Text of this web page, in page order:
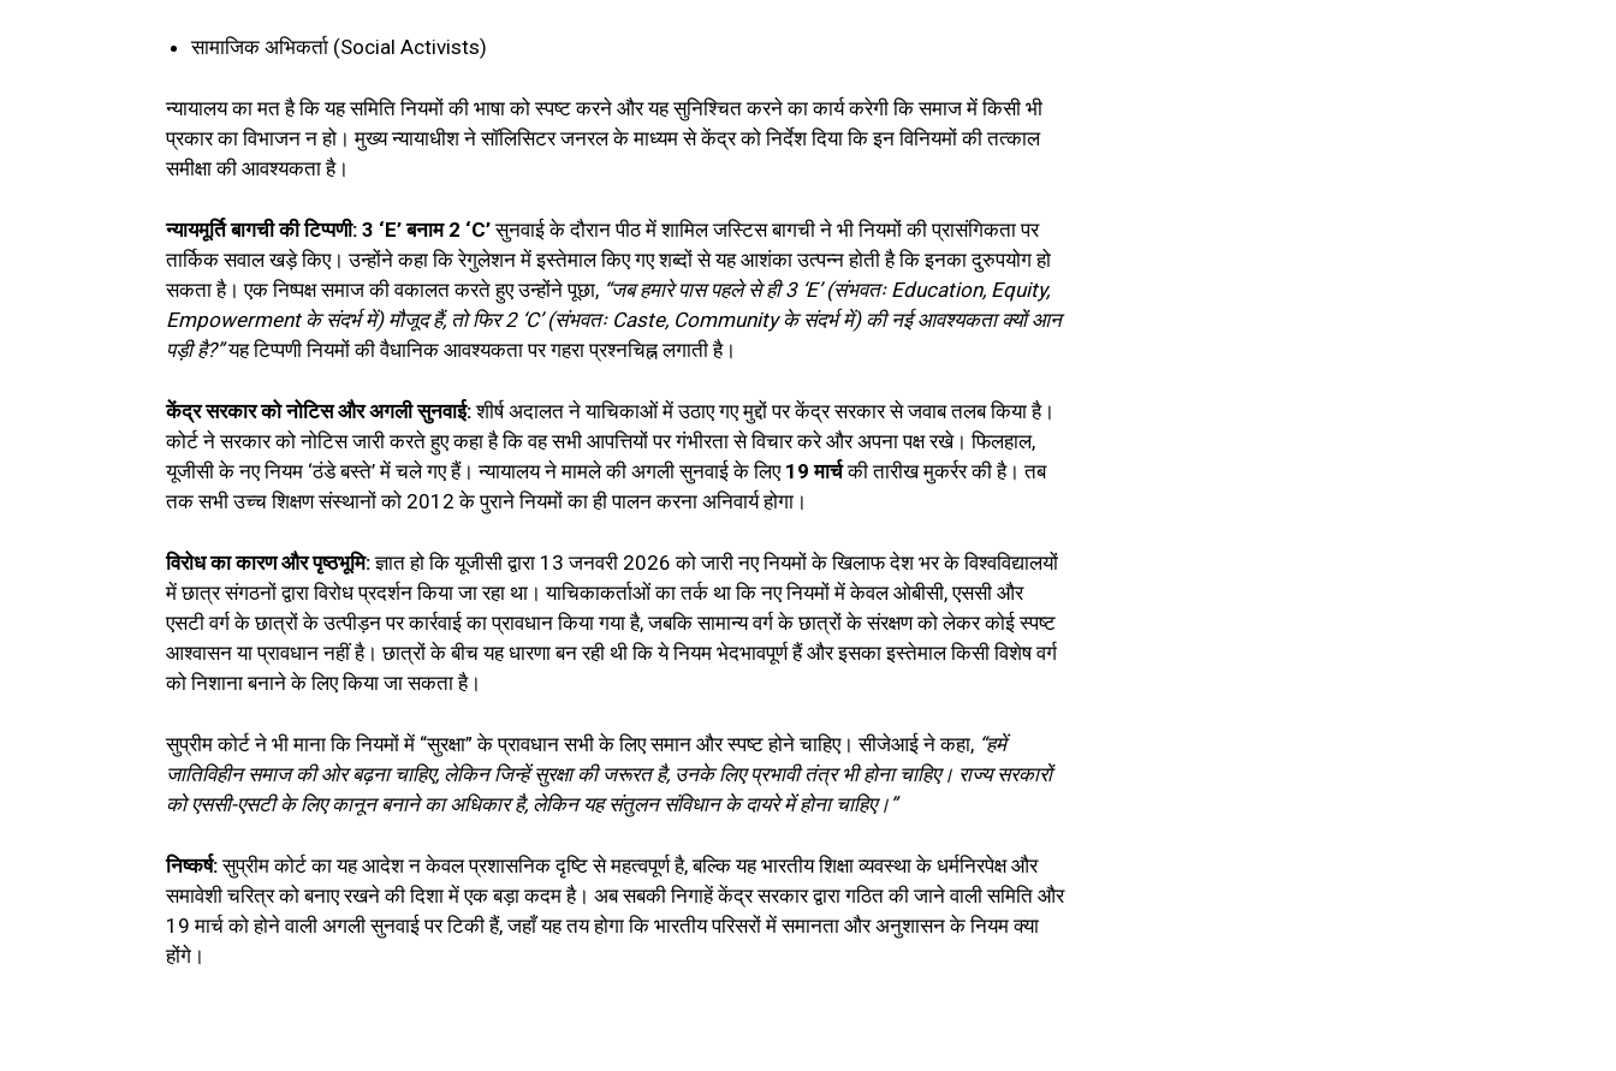
सामाजिक अभिकर्ता (Social Activists)
न्यायालय का मत है कि यह समिति नियमों की भाषा को स्पष्ट करने और यह सुनिश्चित करने का कार्य करेगी कि समाज में किसी भी
प्रकार का विभाजन न हो। मुख्य न्यायाधीश ने सॉलिसिटर जनरल के माध्यम से केंद्र को निर्देश दिया कि इन विनियमों की तत्काल
समीक्षा की आवश्यकता है।
न्यायमूर्ति बागची की टिप्पणी: 3 ‘E’ बनाम 2 ‘C’सुनवाई के दौरान पीठ में शामिल जस्टिस बागची ने भी नियमों की प्रासंगिकता पर
तार्किक सवाल खड़े किए। उन्होंने कहा कि रेगुलेशन में इस्तेमाल किए गए शब्दों से यह आशंका उत्पन्न होती है कि इनका दुरुपयोग हो
सकता है। एक निष्पक्ष समाज की वकालत करते हुए उन्होंने पूछा, “जब हमारे पास पहले से ही 3 ‘E’ (संभवतः Education, Equity,
Empowerment के संदर्भ में) मौजूद हैं, तो फिर 2 ‘C’ (संभवतः Caste, Community के संदर्भ में) की नई आवश्यकता क्यों आन
पड़ी है?”यह टिप्पणी नियमों की वैधानिक आवश्यकता पर गहरा प्रश्नचिह्न लगाती है।
केंद्र सरकार को नोटिस और अगली सुनवाई:शीर्ष अदालत ने याचिकाओं में उठाए गए मुद्दों पर केंद्र सरकार से जवाब तलब किया है।
कोर्ट ने सरकार को नोटिस जारी करते हुए कहा है कि वह सभी आपत्तियों पर गंभीरता से विचार करे और अपना पक्ष रखे। फिलहाल,
यूजीसी के नए नियम ‘ठंडे बस्ते’ में चले गए हैं। न्यायालय ने मामले की अगली सुनवाई के लिए 19 मार्चकी तारीख मुकर्रर की है। तब
तक सभी उच्च शिक्षण संस्थानों को 2012 के पुराने नियमों का ही पालन करना अनिवार्य होगा।
विरोध का कारण और पृष्ठभूमि:ज्ञात हो कि यूजीसी द्वारा 13 जनवरी 2026 को जारी नए नियमों के खिलाफ देश भर के विश्वविद्यालयों
में छात्र संगठनों द्वारा विरोध प्रदर्शन किया जा रहा था। याचिकाकर्ताओं का तर्क था कि नए नियमों में केवल ओबीसी, एससी और
एसटी वर्ग के छात्रों के उत्पीड़न पर कार्रवाई का प्रावधान किया गया है, जबकि सामान्य वर्ग के छात्रों के संरक्षण को लेकर कोई स्पष्ट
आश्वासन या प्रावधान नहीं है। छात्रों के बीच यह धारणा बन रही थी कि ये नियम भेदभावपूर्ण हैं और इसका इस्तेमाल किसी विशेष वर्ग
को निशाना बनाने के लिए किया जा सकता है।
सुप्रीम कोर्ट ने भी माना कि नियमों में “सुरक्षा” के प्रावधान सभी के लिए समान और स्पष्ट होने चाहिए। सीजेआई ने कहा, “हमें
जातिविहीन समाज की ओर बढ़ना चाहिए, लेकिन जिन्हें सुरक्षा की जरूरत है, उनके लिए प्रभावी तंत्र भी होना चाहिए। राज्य सरकारों
को एससी-एसटी के लिए कानून बनाने का अधिकार है, लेकिन यह संतुलन संविधान के दायरे में होना चाहिए।”
निष्कर्ष:सुप्रीम कोर्ट का यह आदेश न केवल प्रशासनिक दृष्टि से महत्वपूर्ण है, बल्कि यह भारतीय शिक्षा व्यवस्था के धर्मनिरपेक्ष और
समावेशी चरित्र को बनाए रखने की दिशा में एक बड़ा कदम है। अब सबकी निगाहें केंद्र सरकार द्वारा गठित की जाने वाली समिति और
19 मार्च को होने वाली अगली सुनवाई पर टिकी हैं, जहाँ यह तय होगा कि भारतीय परिसरों में समानता और अनुशासन के नियम क्या
होंगे।